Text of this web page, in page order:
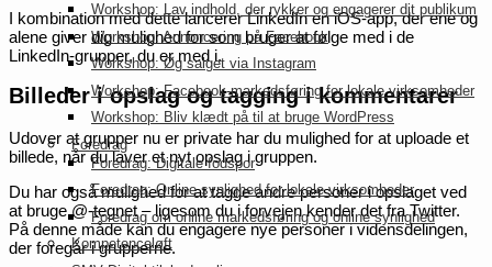
Workshop: Lav indhold, der rykker og engagerer dit publikum
Workshop: Annoncering på Facebook
Workshop: Øg salget via Instagram
Workshop: Facebook-markedsføring for lokale virksomheder
Workshop: Bliv klædt på til at bruge WordPress
Foredrag
Foredrag: Digitale fodspor
Foredrag: Online synlighed for lokale virksomheder
Foredrag om online markedsføring og online synlighed
Kompetenceløft
I kombination med dette lancerer LinkedIn en iOS-app, der ene og
alene giver dig mulighed for som bruger at følge med i de
LinkedIn-grupper, du er med i.
Billeder i opslag og tagging i kommentarer
Udover at grupper nu er private har du mulighed for at uploade et
billede, når du laver et nyt opslag i gruppen.
Du har også mulighed for at tagge andre personer i opslaget ved
at bruge @-tegnet – ligesom du i forvejen kender det fra Twitter.
På denne måde kan du engagere nye personer i vidensdelingen,
der foregår i grupperne.